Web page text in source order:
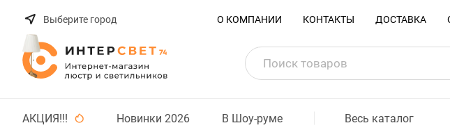
Выберите город О КОМПАНИИ КОНТАКТЫ ДОСТАВКА
АКЦИЯ!!! Новинки 2026 В Шоу-руме Весь каталог